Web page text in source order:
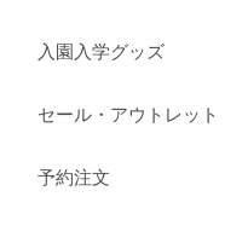
入園入学グッズ
セール・アウトレット
予約注文